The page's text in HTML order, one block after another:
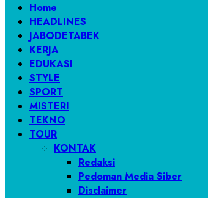
Home
HEADLINES
JABODETABEK
KERJA
EDUKASI
STYLE
SPORT
MISTERI
TEKNO
TOUR
KONTAK
Redaksi
Pedoman Media Siber
Disclaimer